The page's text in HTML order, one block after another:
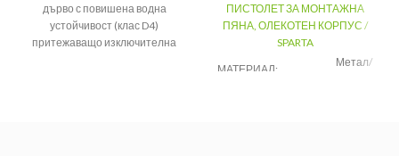
дърво с повишена водна
устойчивост (клас D4)
притежаващо изключителна
ПИСТОЛЕТ ЗА МОНТАЖНА
ПЯНА, ОЛЕКОТЕН КОРПУС /
SPARTA
МАТЕРИАЛ:
Метал/